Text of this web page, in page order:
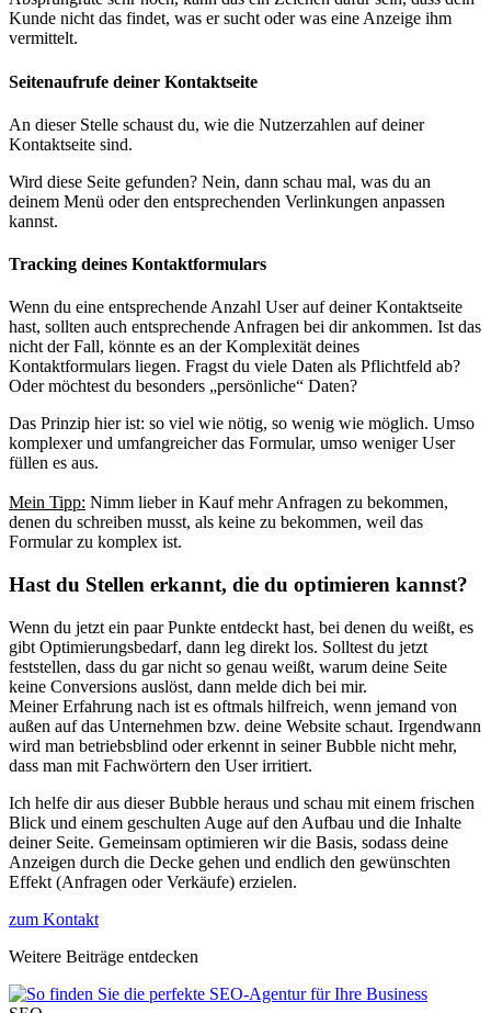
Kunde nicht das findet, was er sucht oder was eine Anzeige ihm
vermittelt.
Seitenaufrufe deiner Kontaktseite
An dieser Stelle schaust du, wie die Nutzerzahlen auf deiner
Kontaktseite sind.
Wird diese Seite gefunden? Nein, dann schau mal, was du an
deinem Menü oder den entsprechenden Verlinkungen anpassen
kannst.
Tracking deines Kontaktformulars
Wenn du eine entsprechende Anzahl User auf deiner Kontaktseite
hast, sollten auch entsprechende Anfragen bei dir ankommen. Ist das
nicht der Fall, könnte es an der Komplexität deines
Kontaktformulars liegen. Fragst du viele Daten als Pflichtfeld ab?
Oder möchtest du besonders „persönliche“ Daten?
Das Prinzip hier ist: so viel wie nötig, so wenig wie möglich. Umso
komplexer und umfangreicher das Formular, umso weniger User
füllen es aus.
Mein Tipp: Nimm lieber in Kauf mehr Anfragen zu bekommen,
denen du schreiben musst, als keine zu bekommen, weil das
Formular zu komplex ist.
Hast du Stellen erkannt, die du optimieren kannst?
Wenn du jetzt ein paar Punkte entdeckt hast, bei denen du weißt, es
gibt Optimierungsbedarf, dann leg direkt los. Solltest du jetzt
feststellen, dass du gar nicht so genau weißt, warum deine Seite
keine Conversions auslöst, dann melde dich bei mir.
Meiner Erfahrung nach ist es oftmals hilfreich, wenn jemand von
außen auf das Unternehmen bzw. deine Website schaut. Irgendwann
wird man betriebsblind oder erkennt in seiner Bubble nicht mehr,
dass man mit Fachwörtern den User irritiert.
Ich helfe dir aus dieser Bubble heraus und schau mit einem frischen
Blick und einem geschulten Auge auf den Aufbau und die Inhalte
deiner Seite. Gemeinsam optimieren wir die Basis, sodass deine
Anzeigen durch die Decke gehen und endlich den gewünschten
Effekt (Anfragen oder Verkäufe) erzielen.
zum Kontakt
Weitere Beiträge entdecken